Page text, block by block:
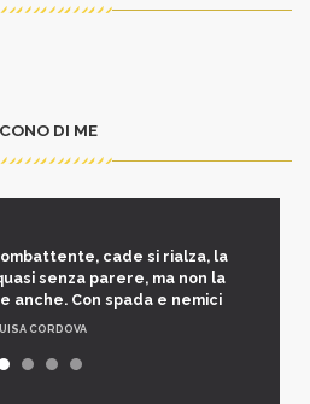
DI ME
cade si rialza, la
senza parere, ma non la
anche. Con spada e nemici
LUISA CORDOVA